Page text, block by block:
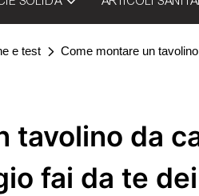
e test Come montare un
tavolino da
fai da te